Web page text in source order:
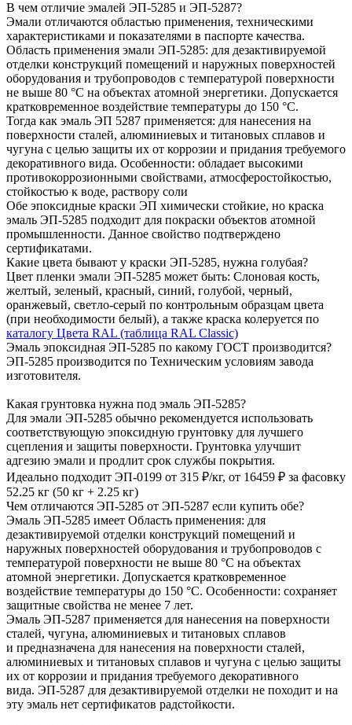
В чем отличие эмалей ЭП-5285 и ЭП-5287?
Эмали отличаются областью применения, техническими
характеристиками и показателями в паспорте качества.
Область применения эмали ЭП-5285: для дезактивируемой
отделки конструкций помещений и наружных поверхностей
оборудования и трубопроводов с температурой поверхности
не выше 80 °С на объектах атомной энергетики. Допускается
кратковременное воздействие температуры до 150 °С.
Тогда как эмаль ЭП 5287 применяется: для нанесения на
поверхности сталей, алюминиевых и титановых сплавов и
чугуна с целью защиты их от коррозии и придания требуемого
декоративного вида. Особенности: обладает высокими
противокоррозионными свойствами, атмосферостойкостью,
стойкостью к воде, раствору соли
Обе эпоксидные краски ЭП химически стойкие, но краска
эмаль ЭП-5285 подходит для покраски объектов атомной
промышленности. Данное свойство подтверждено
сертификатами.
Какие цвета бывают у краски ЭП-5285, нужна голубая?
Цвет пленки эмали ЭП-5285 может быть: Слоновая кость,
желтый, зеленый, красный, синий, голубой, черный,
оранжевый, светло-серый по контрольным образцам цвета
(при необходимости белый), а также краска колеруется по
каталогу Цвета RAL (таблица RAL Classic)
Эмаль эпоксидная ЭП-5285 по какому ГОСТ производится?
ЭП-5285 производится по Техническим условиям завода
изготовителя.
Какая грунтовка нужна под эмаль ЭП-5285?
Для эмали ЭП-5285 обычно рекомендуется использовать
соответствующую эпоксидную грунтовку для лучшего
сцепления и защиты поверхности. Грунтовка улучшит
адгезию эмали и продлит срок службы покрытия.
Идеально подходит ЭП-0199 от 315 ₽/кг, от 16459 ₽ за фасовку
52.25 кг (50 кг + 2.25 кг)
Чем отличаются ЭП-5285 от ЭП-5287 если купить обе?
Эмаль ЭП-5285 имеет Область применения: для
дезактивируемой отделки конструкций помещений и
наружных поверхностей оборудования и трубопроводов с
температурой поверхности не выше 80 °С на объектах
атомной энергетики. Допускается кратковременное
воздействие температуры до 150 °С. Особенности: сохраняет
защитные свойства не менее 7 лет.
Эмаль ЭП-5287 применяется для нанесения на поверхности
сталей, чугуна, алюминиевых и титановых сплавов
и предназначена для нанесения на поверхности сталей,
алюминиевых и титановых сплавов и чугуна с целью защиты
их от коррозии и придания требуемого декоративного
вида. ЭП-5287 для дезактивируемой отделки не походит и на
эту эмаль нет сертификатов радстойкости.